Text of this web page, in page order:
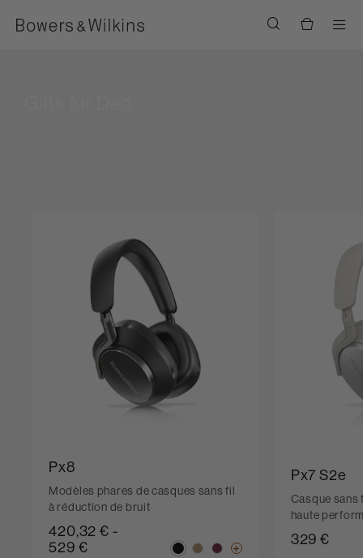
Px8
Modèles phares de casques sans fil
à réduction de bruit
420,32 € -
529 €
Px7 S2e
Casque
haute
329 €